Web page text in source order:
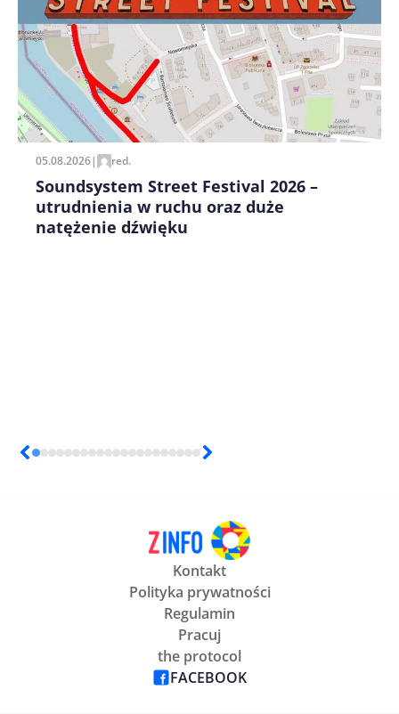
Zapamiętaj moje dane w tej przeglądarce podczas
pisania kolejnych komentarzy.
05.08.2026| red.
Soundsystem Street Festival 2026 –
utrudnienia w ruchu oraz duże
natężenie dźwięku
Kontakt
Polityka prywatności
Regulamin
Pracuj
the protocol
FACEBOOK